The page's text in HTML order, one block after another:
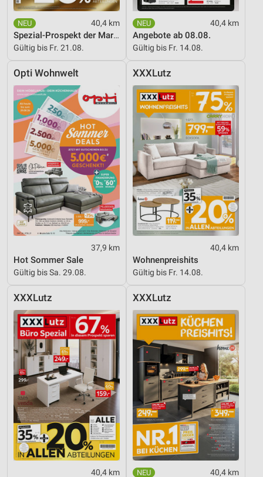
40,4 km
Spezial-Prospekt der Marken
Gültig bis Fr. 21.08.
40,4 km
Angebote ab 08.08.
Gültig bis Fr. 14.08.
Opti Wohnwelt
37,9 km
Hot Sommer Sale
Gültig bis Sa. 29.08.
XXXLutz
40,4 km
Wohnenpreishits
Gültig bis Fr. 14.08.
XXXLutz
40,4 km
XXXLutz
40,4 km
Verwendung reduzierter Daten zur Auswahl von
Inhalten
IAB-Besonderheiten:
Verwendung genauer Standortdaten
Geräte anhand von aktiv angeforderten
Informationen identifizieren
Nicht-IAB-Verarbeitungszwecke:
Notwendig
Performance
Funktional
Werbung